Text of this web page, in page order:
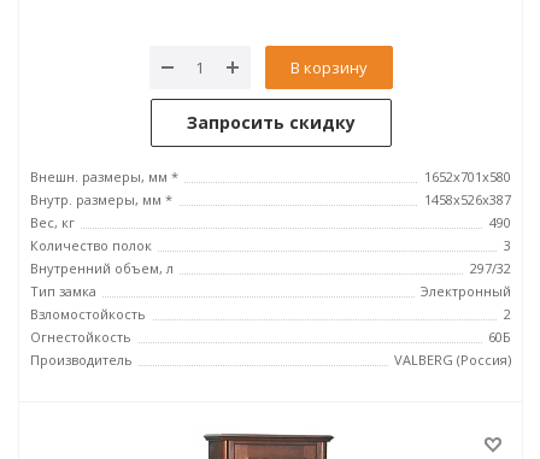
В корзину
Запросить скидку
Внешн. размеры, мм *
1652x701x580
Внутр. размеры, мм *
1458х526х387
Вес, кг
490
Количество полок
3
Внутренний объем, л
297/32
Тип замка
Электронный
Взломостойкость
2
Огнестойкость
60Б
Производитель
VALBERG (Россия)